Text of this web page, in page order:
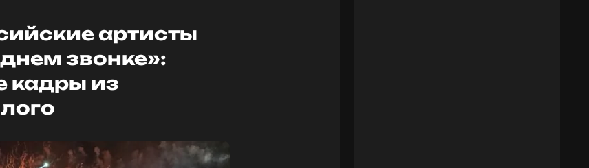
артисты
звонке»:
кадры из